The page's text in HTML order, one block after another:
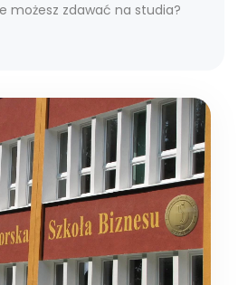
możesz zdawać na studia?